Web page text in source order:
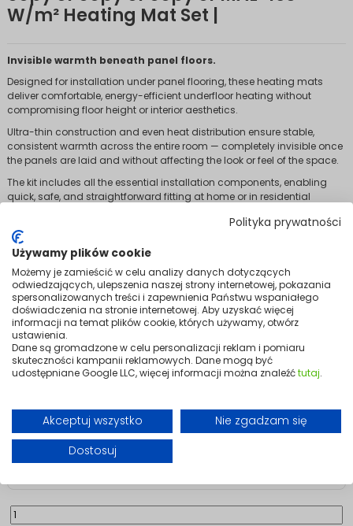
Polityka prywatności
Używamy plików cookie
Możemy je zamieścić w celu analizy danych dotyczących
odwiedzających, ulepszenia naszej strony internetowej, pokazania
spersonalizowanych treści i zapewnienia Państwu wspaniałego
doświadczenia na stronie internetowej. Aby uzyskać więcej
informacji na temat plików cookie, których używamy, otwórz
ustawienia.
Dane są gromadzone w celu personalizacji reklam i pomiaru
skuteczności kampanii reklamowych. Dane mogą być
udostępniane Google LLC, więcej informacji można znaleźćtutaj.
Akceptuj wszystko
Nie zgadzam się
Dostosuj
W/m² Heating Mat Set |
Invisible warmth beneath panel floors.
Designed for installation under panel flooring, these heating mats
deliver comfortable, energy-efficient underfloor heating without
compromising floor height or interior aesthetics.
Ultra-thin construction and even heat distribution ensure stable,
consistent warmth across the entire room — completely invisible once
the panels are laid and without affecting the look or feel of the space.
The kit includes all the essential installation components, enabling
quick, safe, and straightforward fitting at home or in residential
Variants
Powierzchnia grzewcza
559.99
🚗 Dodaj jeszcze100,00 złdo darmowej dostawy